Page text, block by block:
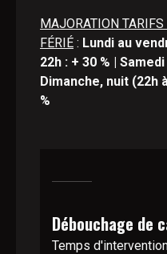
MAJORATION
FÉRIÉ : Lundi au
22h : + 30 % |
Dimanche, nuit (22h
%
Débouchage de
Temps